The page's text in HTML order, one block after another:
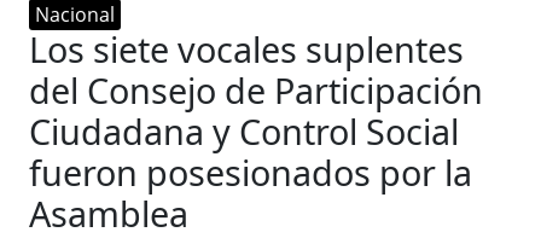
Nacional
Los siete vocales suplentes
del Consejo de Participación
Ciudadana y Control Social
fueron posesionados por la
Asamblea